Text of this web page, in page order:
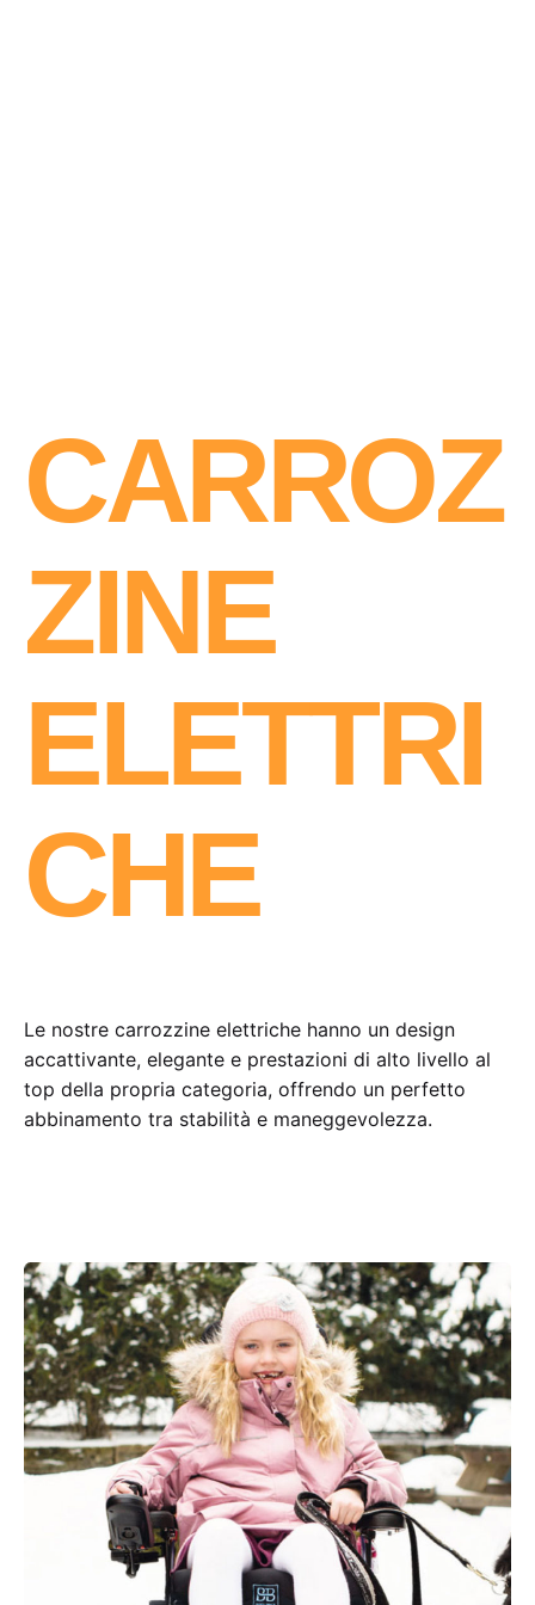
CARROZ
ZINE
ELETTRI
CHE
Le nostre carrozzine elettriche hanno un design
accattivante, elegante e prestazioni di alto livello al
top della propria categoria, offrendo un perfetto
abbinamento tra stabilità e maneggevolezza.